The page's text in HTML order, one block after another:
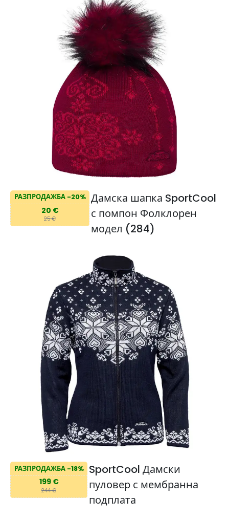
РАЗПРОДАЖБА -20%
20 €
25 €
Дамска шапка SportCool
с помпон Фолклорен
модел (284)
РАЗПРОДАЖБА -18%
199 €
244 €
SportCool Дамски
пуловер с мембранна
подплата